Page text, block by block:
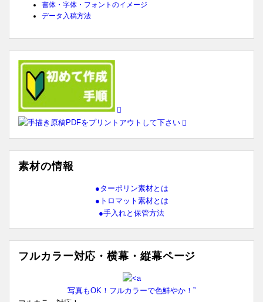
書体・字体・フォントのイメージ
データ入稿方法
素材の情報
●ターポリン素材とは
●トロマット素材とは
●手入れと保管方法
フルカラー対応・横幕・縦幕ページ
写真もOK！フルカラーで色鮮やか！”